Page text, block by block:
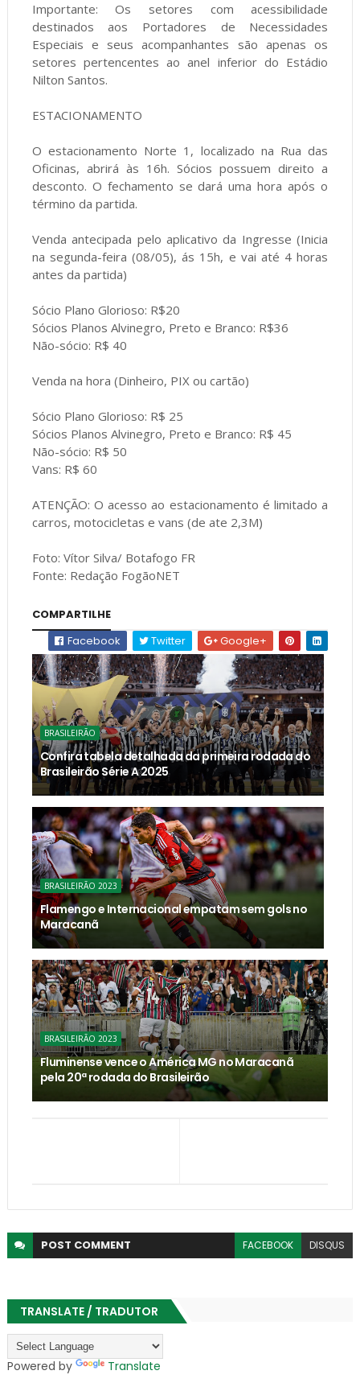
Importante: Os setores com acessibilidade
destinados aos Portadores de Necessidades
Especiais e seus acompanhantes são apenas os
setores pertencentes ao anel inferior do Estádio
Nilton Santos.
ESTACIONAMENTO
O estacionamento Norte 1, localizado na Rua das
Oficinas, abrirá às 16h. Sócios possuem direito a
desconto. O fechamento se dará uma hora após o
término da partida.
Venda antecipada pelo aplicativo da Ingresse (Inicia
na segunda-feira (08/05), ás 15h, e vai até 4 horas
antes da partida)
Sócio Plano Glorioso: R$20
Sócios Planos Alvinegro, Preto e Branco: R$36
Não-sócio: R$ 40
Venda na hora (Dinheiro, PIX ou cartão)
Sócio Plano Glorioso: R$ 25
Sócios Planos Alvinegro, Preto e Branco: R$ 45
Não-sócio: R$ 50
Vans: R$ 60
ATENÇÃO: O acesso ao estacionamento é limitado a
carros, motocicletas e vans (de ate 2,3M)
Foto: Vítor Silva/ Botafogo FR
Fonte: Redação FogãoNET
COMPARTILHE
Facebook
Twitter Google+
BRASILEIRÃO
Confira tabela detalhada da primeira rodada do
Brasileirão Série A 2025
BRASILEIRÃO 2023
Flamengo e Internacional empatam sem gols no
Maracanã
BRASILEIRÃO 2023
Fluminense vence o América MG no Maracanã
pela 20ª rodada do Brasileirão
POST COMMENT FACEBOOK DISQUS
TRANSLATE / TRADUTOR
Powered by Translate